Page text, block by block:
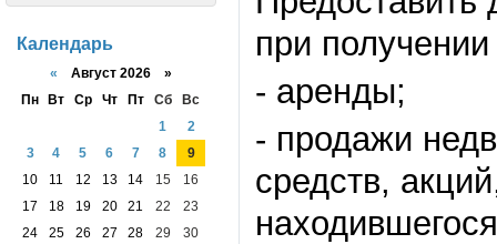
при
- аренды;
- продажи
средств,
Календарь
« Август 2026 »
Пн
Вт Ср Чт Пт Сб
Вс
1
2
3
4 5 6 7 8
9
10
11 12 13 14 15
16
17
18 19 20 21 22
23
24
25 26 27 28 29
30